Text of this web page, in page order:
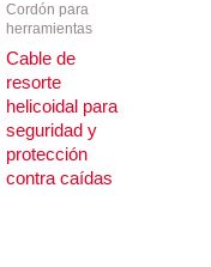
Cordón para
herramientas
Cable de
resorte
helicoidal para
seguridad y
protección
contra caídas